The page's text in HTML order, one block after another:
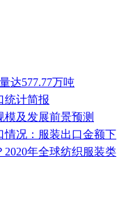
达577.77万吨
统计简报
模及发展前景预测
情况：服装出口金额下
2020年全球纺织服装类